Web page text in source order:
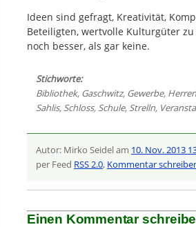
Ideen sind gefragt, Kreativität,
Beteiligten, wertvolle Kulturgüter
noch besser, als gar keine.
Stichworte:
Bibliothek, Gaschwitz, Gewerbe,
Sahlis, Schloss, Schule, Strelln,
Autor: Mirko Seidel am 10. Nov. 2013
per Feed RSS 2.0, Kommentar
Einen Kommentar